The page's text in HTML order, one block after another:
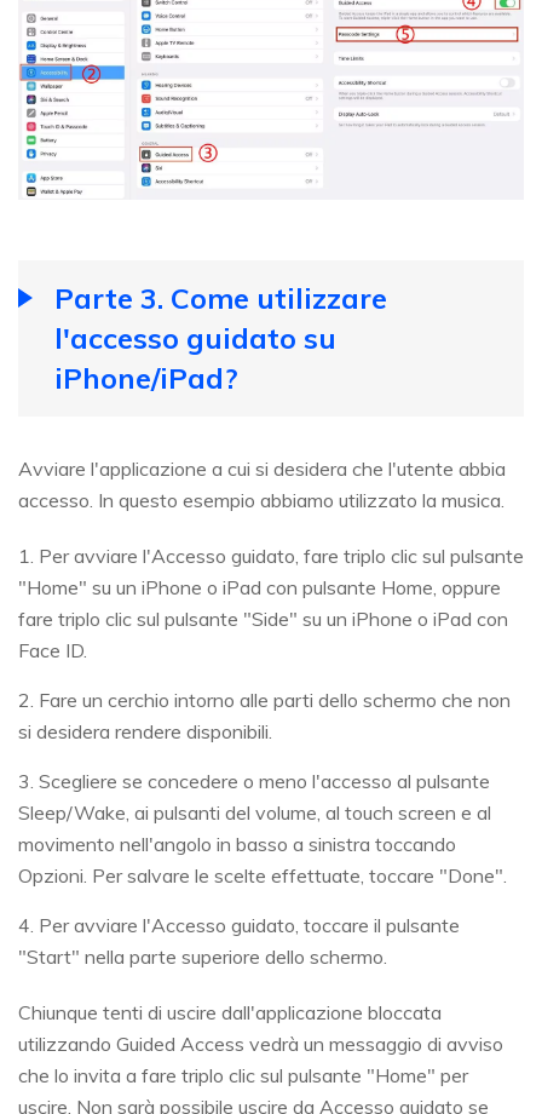
Parte 3. Come utilizzare
l'accesso guidato su
iPhone/iPad?
Avviare l'applicazione a cui si desidera che l'utente abbia
accesso. In questo esempio abbiamo utilizzato la musica.
1. Per avviare l'Accesso guidato, fare triplo clic sul pulsante
"Home" su un iPhone o iPad con pulsante Home, oppure
fare triplo clic sul pulsante "Side" su un iPhone o iPad con
Face ID.
2. Fare un cerchio intorno alle parti dello schermo che non
si desidera rendere disponibili.
3. Scegliere se concedere o meno l'accesso al pulsante
Sleep/Wake, ai pulsanti del volume, al touch screen e al
movimento nell'angolo in basso a sinistra toccando
Opzioni. Per salvare le scelte effettuate, toccare "Done".
4. Per avviare l'Accesso guidato, toccare il pulsante
"Start" nella parte superiore dello schermo.
Chiunque tenti di uscire dall'applicazione bloccata
utilizzando Guided Access vedrà un messaggio di avviso
che lo invita a fare triplo clic sul pulsante "Home" per
uscire. Non sarà possibile uscire da Accesso guidato se